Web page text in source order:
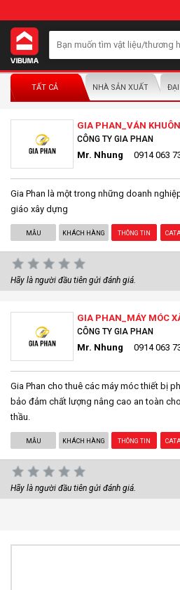
TẤT CẢ NHÀ SẢN XUẤT/NHÀ
GIA PHAN_VÁN
CÔNG TY GIA PHAN
Mr. Nhung 0914 063
Gia Phan là một trong những doanh
giáo xây dựng
MẪU KHÁCH HÀNG THÔNG TIN
Hãy là người đầu tiên gửi đánh giá.
GIA PHAN_MÁY MÓC
CÔNG TY GIA PHAN
Mr. Nhung 0914 063
Gia Phan cho thuê các máy móc thiết bị
bảo đảm chất lượng nâng cao an toàn
thầu.
MẪU KHÁCH HÀNG THÔNG TIN
Hãy là người đầu tiên gửi đánh giá.